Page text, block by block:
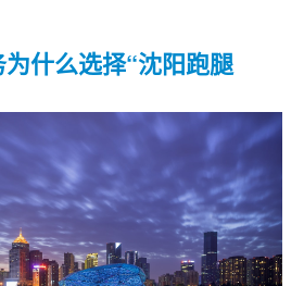
什么选择“沈阳跑腿